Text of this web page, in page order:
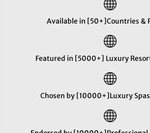
Available in [50+]Countries &
Featured in [5000+] Luxury
Chosen by [10000+]Luxury Spas